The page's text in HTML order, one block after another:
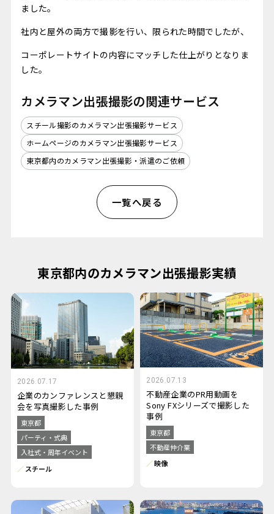
ました。
社内と屋外の両方で撮影を行い、限られた時間でしたが、
コーポレートサイトの内容にマッチした仕上がりとなりま
した。
カメラマン出張撮影の関連サービス
スチール撮影のカメラマン出張撮影サービス
ホームページのカメラマン出張撮影サービス
東京都内のカメラマン出張撮影・派遣のご依頼
一覧へ戻る
東京都内のカメラマン出張撮影実績
2026.07.17
企業のカンファレンスと懇親
会を写真撮影した事例
東京都
パーティ・式典
入社式・周年イベント
スチール
2026.07.13
不動産企業のPR用動画を
Sony FXシリーズで撮影した
事例
東京都
不動産仲介業
映像